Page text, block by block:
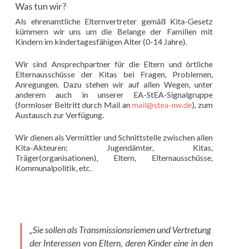
Was tun wir?
Als ehrenamtliche Elternvertreter gemäß Kita-Gesetz
kümmern wir uns um die Belange der Familien mit
Kindern im kindertagesfähigen Alter (0-14 Jahre).
Wir sind Ansprechpartner für die Eltern und örtliche
Elternausschüsse der Kitas bei Fragen, Problemen,
Anregungen. Dazu stehen wir auf allen Wegen, unter
anderem auch in unserer EA-StEA-Signalgruppe
(formloser Beitritt durch Mail anmail@stea-nw.de), zum
Austausch zur Verfügung.
Wir dienen als Vermittler und Schnittstelle zwischen allen
Kita-Akteuren: Jugendämter, Kitas,
Träger(organisationen), Eltern, Elternausschüsse,
Kommunalpolitik, etc.
„Sie sollen als Transmissionsriemen und Vertretung
der Interessen von Eltern, deren Kinder eine in den